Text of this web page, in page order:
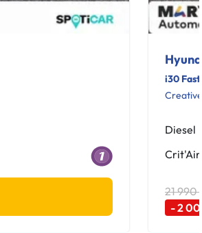
i30
Creative
Diesel
Crit'Air
21 990 €
- 2